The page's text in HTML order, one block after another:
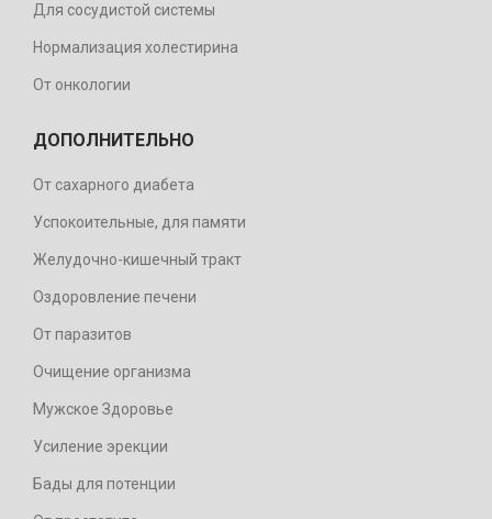
Для сосудистой системы
Нормализация холестирина
От онкологии
ДОПОЛНИТЕЛЬНО
От сахарного диабета
Успокоительные, для памяти
Желудочно-кишечный тракт
Оздоровление печени
От паразитов
Очищение организма
Мужское Здоровье
Усиление эрекции
Бады для потенции